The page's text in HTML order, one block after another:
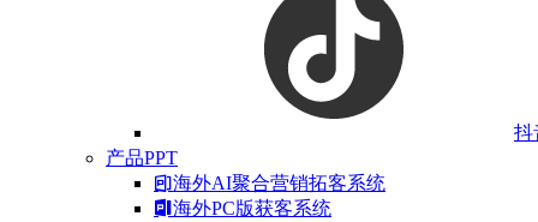
抖
产品PPT
海外AI聚合营销拓客系统
海外PC版获客系统